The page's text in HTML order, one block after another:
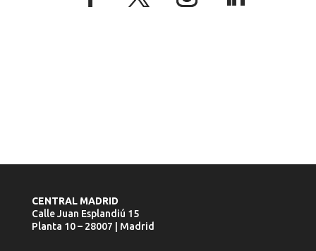
CENTRAL MADRID
Calle Juan Esplandiú 15
Planta 10 – 28007 | Madrid